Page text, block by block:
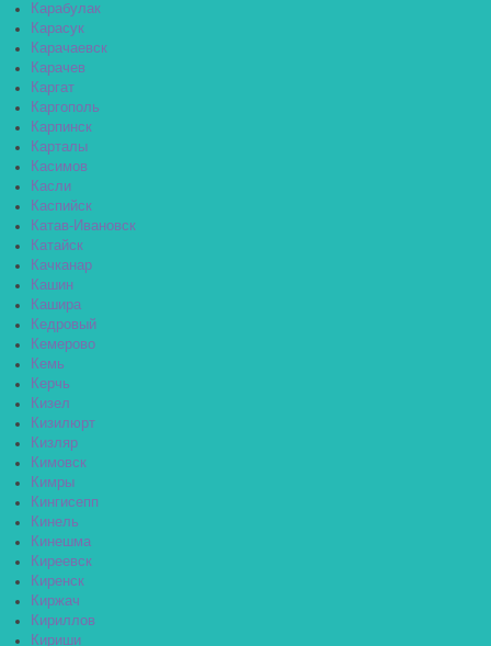
Карабулак
Карасук
Карачаевск
Карачев
Каргат
Каргополь
Карпинск
Карталы
Касимов
Касли
Каспийск
Катав-Ивановск
Катайск
Качканар
Кашин
Кашира
Кедровый
Кемерово
Кемь
Керчь
Кизел
Кизилюрт
Кизляр
Кимовск
Кимры
Кингисепп
Кинель
Кинешма
Киреевск
Киренск
Киржач
Кириллов
Кириши